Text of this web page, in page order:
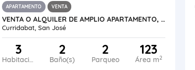
APARTAMENTO VENTA
VENTA O ALQUILER DE AMPLIO APARTAMENTO, LOMAS DE AYARCO SUR
Curridabat, San José
3
Habitaciones
2
Baño(s)
2
Parqueo
123
Área m2